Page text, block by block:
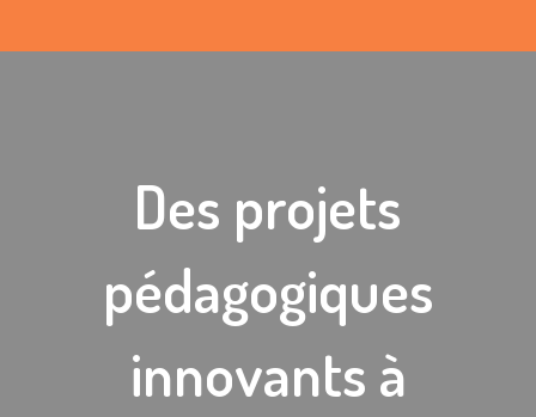
Des projets
pédagogiques
innovants à